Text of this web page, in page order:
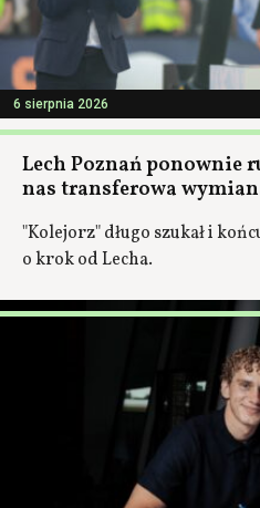
6 sierpnia 2026
Lech Poznań ponownie
nas transferowa
"Kolejorz" długo szukał i
o krok od Lecha.